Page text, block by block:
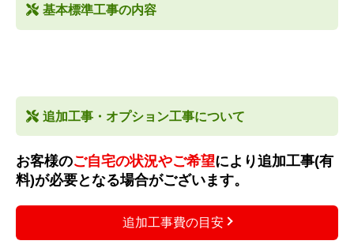
基本標準工事の内容
追加工事・オプション工事について
お客様のご自宅の状況やご希望により追加工事(有
料)が必要となる場合がございます。
追加工事費の目安